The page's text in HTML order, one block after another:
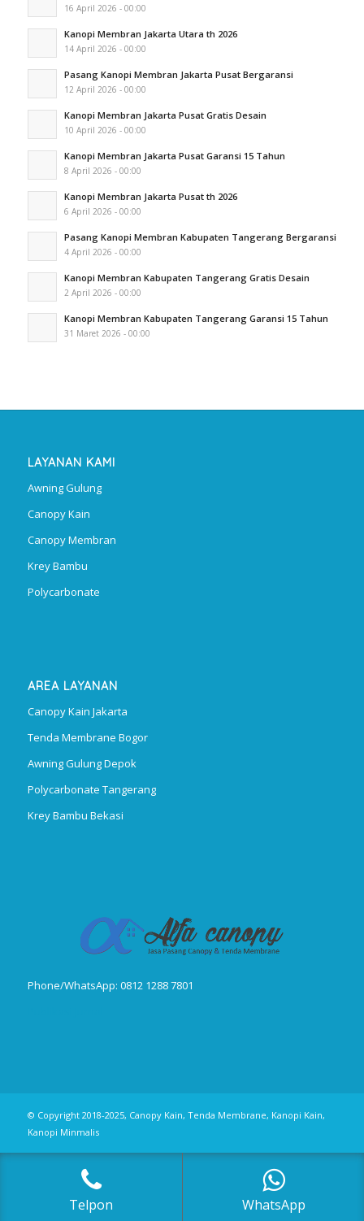
16 April 2026 - 00:00
Kanopi Membran Jakarta Utara th 2026
14 April 2026 - 00:00
Pasang Kanopi Membran Jakarta Pusat Bergaransi
12 April 2026 - 00:00
Kanopi Membran Jakarta Pusat Gratis Desain
10 April 2026 - 00:00
Kanopi Membran Jakarta Pusat Garansi 15 Tahun
8 April 2026 - 00:00
Kanopi Membran Jakarta Pusat th 2026
6 April 2026 - 00:00
Pasang Kanopi Membran Kabupaten Tangerang Bergaransi
4 April 2026 - 00:00
Kanopi Membran Kabupaten Tangerang Gratis Desain
2 April 2026 - 00:00
Kanopi Membran Kabupaten Tangerang Garansi 15 Tahun
31 Maret 2026 - 00:00
LAYANAN KAMI
Awning Gulung
Canopy Kain
Canopy Membran
Krey Bambu
Polycarbonate
AREA LAYANAN
Canopy Kain Jakarta
Tenda Membrane Bogor
Awning Gulung Depok
Polycarbonate Tangerang
Krey Bambu Bekasi
Phone/WhatsApp: 0812 1288 7801
© Copyright 2018-2025, Canopy Kain, Tenda Membrane, Kanopi Kain,
Kanopi Minmalis
Telpon WhatsApp